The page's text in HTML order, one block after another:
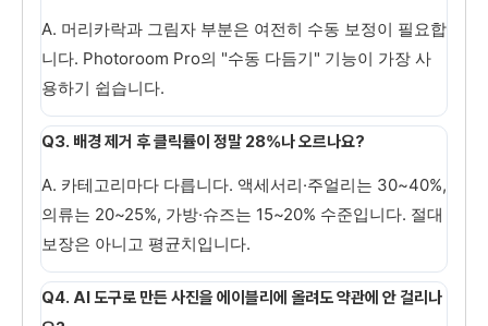
A. 머리카락과 그림자 부분은 여전히 수동 보정이 필요합
니다. Photoroom Pro의 "수동 다듬기" 기능이 가장 사
용하기 쉽습니다.
Q3. 배경 제거 후 클릭률이 정말 28%나 오르나요?
A. 카테고리마다 다릅니다. 액세서리·주얼리는 30~40%,
의류는 20~25%, 가방·슈즈는 15~20% 수준입니다. 절대
보장은 아니고 평균치입니다.
Q4. AI 도구로 만든 사진을 에이블리에 올려도 약관에 안 걸리나